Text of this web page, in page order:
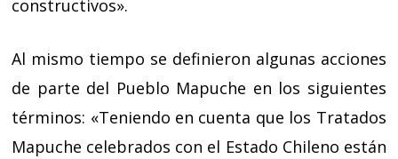
constructivos».
Al mismo tiempo se definieron algunas acciones
de parte del Pueblo Mapuche en los siguientes
términos: «Teniendo en cuenta que los Tratados
Mapuche celebrados con el Estado Chileno están